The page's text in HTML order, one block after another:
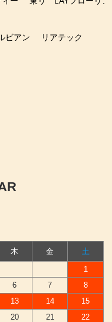
ビアン
リアテック
木 金
土
1
6 7
8
13 14
15
20 21
22